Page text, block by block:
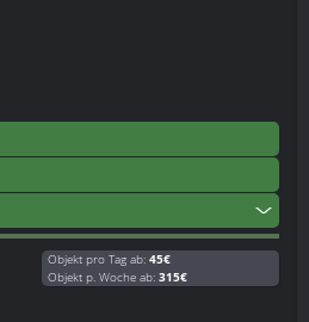
Objekt pro Tag ab: 45€
Objekt p. Woche ab: 315€